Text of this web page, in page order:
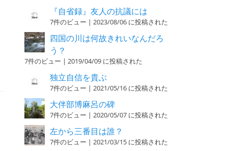
『自省録』友人の抗議には
7件のビュー | 2023/08/06 に投稿された
四国の川は何故きれいなんだろ
う？
7件のビュー | 2019/04/09 に投稿された
独立自信を貴ぶ
7件のビュー | 2021/05/16 に投稿された
大伴部博麻呂の碑
7件のビュー | 2020/05/07 に投稿された
左から三番目は誰？
7件のビュー | 2021/03/15 に投稿された